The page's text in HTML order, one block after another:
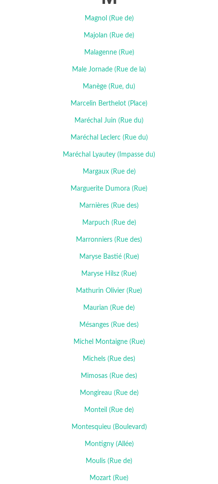
Magnol (Rue de)
Majolan (Rue de)
Malagenne (Rue)
Male Jornade (Rue de la)
Manège (Rue, du)
Marcelin Berthelot (Place)
Maréchal Juin (Rue du)
Maréchal Leclerc (Rue du)
Maréchal Lyautey (Impasse du)
Margaux (Rue de)
Marguerite Dumora (Rue)
Marnières (Rue des)
Marpuch (Rue de)
Marronniers (Rue des)
Maryse Bastié (Rue)
Maryse Hilsz (Rue)
Mathurin Olivier (Rue)
Maurian (Rue de)
Mésanges (Rue des)
Michel Montaigne (Rue)
Michels (Rue des)
Mimosas (Rue des)
Mongireau (Rue de)
Monteil (Rue de)
Montesquieu (Boulevard)
Montigny (Allée)
Moulis (Rue de)
Mozart (Rue)